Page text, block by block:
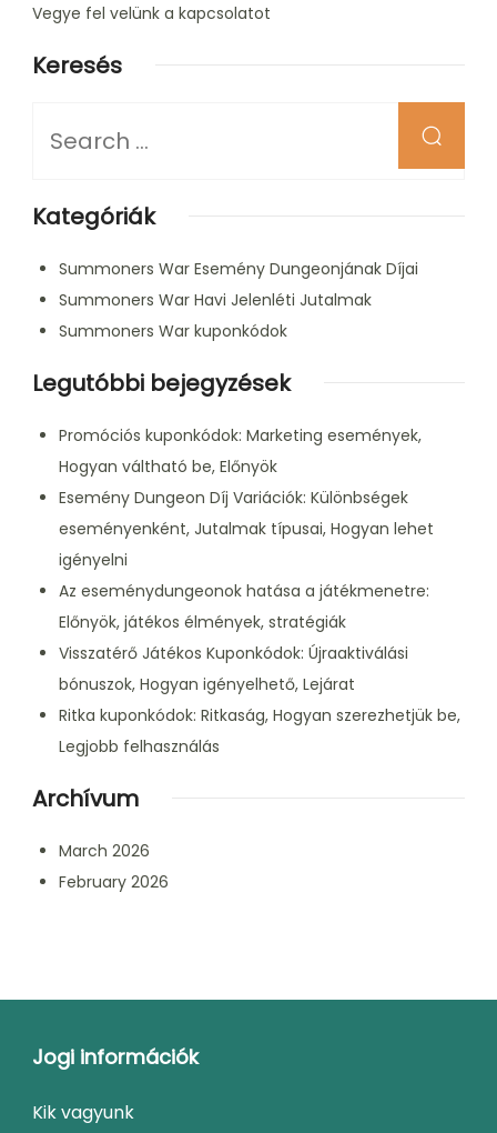
Vegye fel velünk a kapcsolatot
Keresés
for
Kategóriák
Summoners War Esemény Dungeonjának Díjai
Summoners War Havi Jelenléti Jutalmak
Summoners War kuponkódok
Legutóbbi bejegyzések
Promóciós kuponkódok: Marketing események,
Hogyan váltható be, Előnyök
Esemény Dungeon Díj Variációk: Különbségek
eseményenként, Jutalmak típusai, Hogyan lehet
igényelni
Az eseménydungeonok hatása a játékmenetre:
Előnyök, játékos élmények, stratégiák
Visszatérő Játékos Kuponkódok: Újraaktiválási
bónuszok, Hogyan igényelhető, Lejárat
Ritka kuponkódok: Ritkaság, Hogyan szerezhetjük be,
Legjobb felhasználás
Archívum
March 2026
February 2026
Jogi információk
Kik vagyunk